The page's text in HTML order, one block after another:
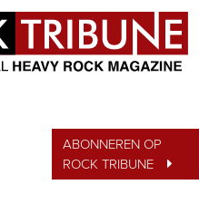
ABONNEREN OP
ROCK TRIBUNE